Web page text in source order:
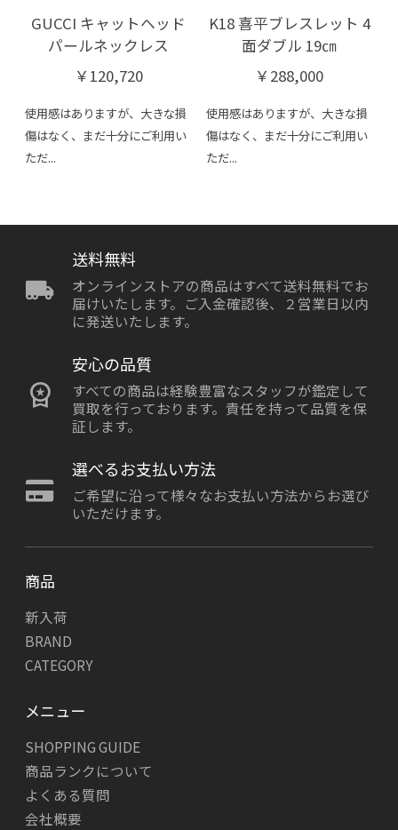
GUCCI キャットヘッド
パールネックレス
￥120,720
使用感はありますが、大きな損
傷はなく、まだ十分にご利用い
ただ...
K18 喜平ブレスレット 4
面ダブル 19㎝
￥288,000
使用感はありますが、大きな損
傷はなく、まだ十分にご利用い
ただ...
送料無料
オンラインストアの商品はすべて送料無料でお
届けいたします。ご入金確認後、２営業日以内
に発送いたします。
安心の品質
すべての商品は経験豊富なスタッフが鑑定して
買取を行っております。責任を持って品質を保
証します。
選べるお支払い方法
ご希望に沿って様々なお支払い方法からお選び
いただけます。
商品
新入荷
BRAND
CATEGORY
メニュー
SHOPPING GUIDE
商品ランクについて
よくある質問
会社概要